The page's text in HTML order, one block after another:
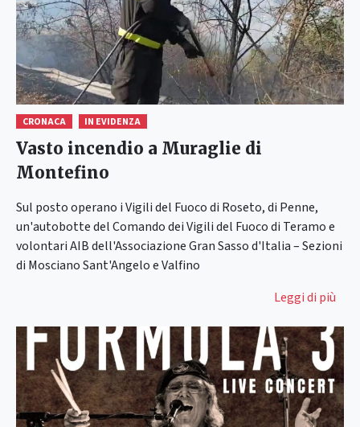
CRONACA IN EVIDENZA
Vasto incendio a Muraglie di
Montefino
Sul posto operano i Vigili del Fuoco di Roseto, di Penne,
un'autobotte del Comando dei Vigili del Fuoco di Teramo e
volontari AIB dell'Associazione Gran Sasso d'Italia – Sezioni
di Mosciano Sant'Angelo e Valfino
Leggi di più